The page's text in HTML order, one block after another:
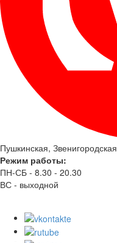
Пушкинская, Звенигородская
Режим работы:
ПН-СБ - 8.30 - 20.30
ВС - выходной